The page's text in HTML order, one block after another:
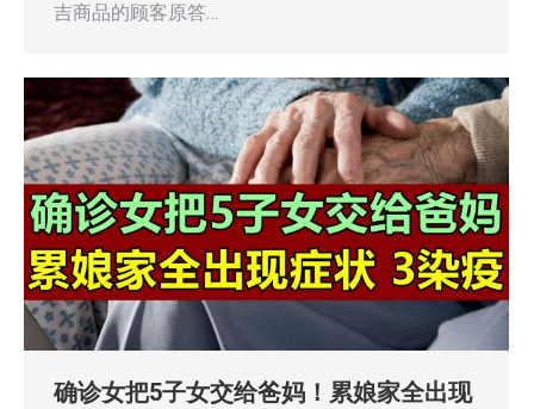
吉商品的顾客原答…
确诊女把5子女交给爸妈！累娘家全出现